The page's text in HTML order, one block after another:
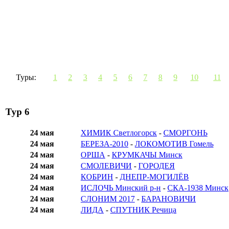
Туры: 1 2 3 4 5 6 7 8 9 10 11
Тур 6
24 мая ХИМИК Светлогорск - СМОРГОНЬ
24 мая
БЕРЕЗА-2010 - ЛОКОМОТИВ Гомель
24 мая
ОРША - КРУМКАЧЫ Минск
24 мая
СМОЛЕВИЧИ - ГОРОДЕЯ
24 мая
КОБРИН - ДНЕПР-МОГИЛЁВ
24 мая
ИСЛОЧЬ Минский р-н - СКА-1938 Минск
24 мая
СЛОНИМ 2017 - БАРАНОВИЧИ
24 мая
ЛИДА - СПУТНИК Речица